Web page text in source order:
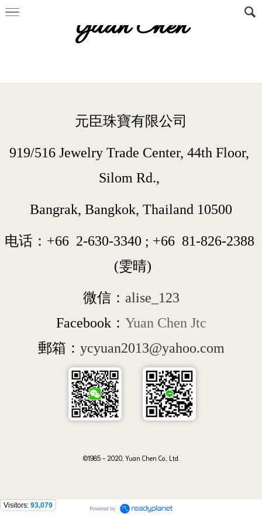
Yuan Chen
元臣珠寶有限公司
919/516 Jewelry Trade Center, 44th Floor,
Silom Rd.,
Bangrak, Bangkok, Thailand 10500
电话：+66 2-630-3340 ; +66 81-826-2388
(雯晴)
微信： alise_123
Facebook： Yuan Chen Jtc
郵箱： ycyuan2013@yahoo.com
©1985 - 2020, Yuan Chen Co., Ltd.
Visitors: 93,079